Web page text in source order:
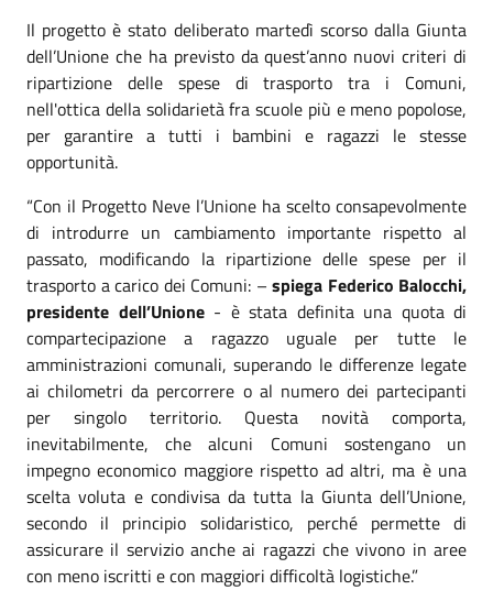
Il progetto è stato deliberato martedì scorso dalla Giunta
dell’Unione che ha previsto da quest’anno nuovi criteri di
ripartizione delle spese di trasporto tra i Comuni,
nell'ottica della solidarietà fra scuole più e meno popolose,
per garantire a tutti i bambini e ragazzi le stesse
opportunità.
“Con il Progetto Neve l’Unione ha scelto consapevolmente
di introdurre un cambiamento importante rispetto al
passato, modificando la ripartizione delle spese per il
trasporto a carico dei Comuni: – spiega Federico Balocchi,
presidente dell’Unione- è stata definita una quota di
compartecipazione a ragazzo uguale per tutte le
amministrazioni comunali, superando le differenze legate
ai chilometri da percorrere o al numero dei partecipanti
per singolo territorio.
Questa novità comporta,
inevitabilmente, che alcuni Comuni sostengano un
impegno economico maggiore rispetto ad altri, ma è una
scelta voluta e condivisa da tutta la Giunta dell’Unione,
secondo il principio solidaristico, perché permette di
assicurare il servizio anche ai ragazzi che vivono in aree
con meno iscritti e con maggiori difficoltà logistiche.”